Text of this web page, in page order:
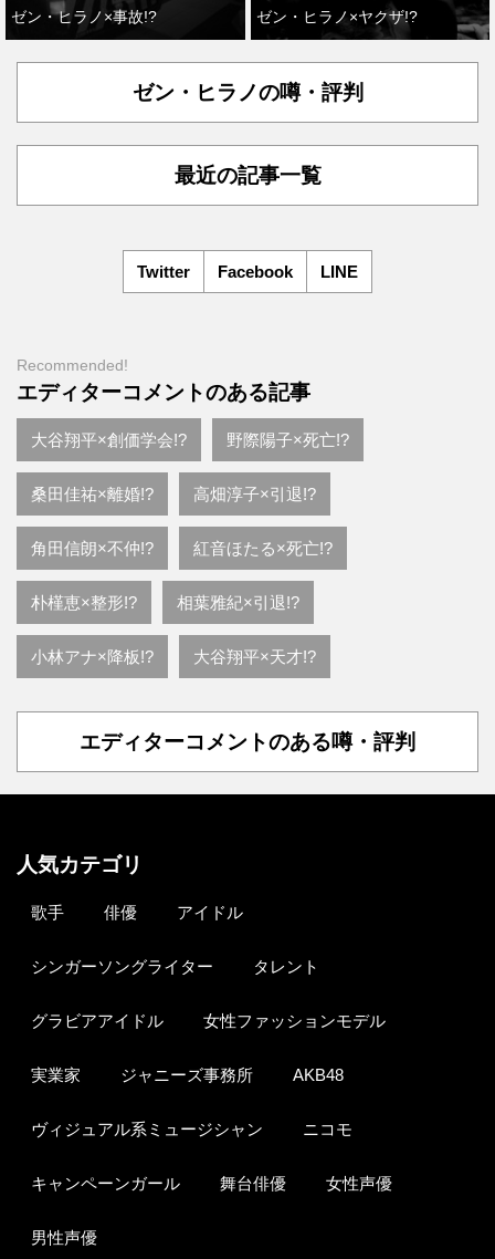
ゼン・ヒラノ×事故!? ゼン・ヒラノ×ヤクザ!?
ゼン・ヒラノの噂・評判
最近の記事一覧
Twitter Facebook LINE
Recommended!
エディターコメントのある記事
大谷翔平×創価学会!? 野際陽子×死亡!?
桑田佳祐×離婚!? 高畑淳子×引退!?
角田信朗×不仲!? 紅音ほたる×死亡!?
朴槿恵×整形!? 相葉雅紀×引退!?
小林アナ×降板!? 大谷翔平×天才!?
エディターコメントのある噂・評判
人気カテゴリ
歌手 俳優 アイドル
シンガーソングライター タレント
グラビアアイドル 女性ファッションモデル
実業家 ジャニーズ事務所 AKB48
ヴィジュアル系ミュージシャン ニコモ
キャンペーンガール 舞台俳優 女性声優
男性声優